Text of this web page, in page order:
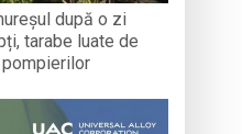
după o zi
tarabe luate de